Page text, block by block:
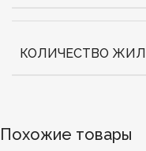
КОЛИЧЕСТВО ЖИЛ
Похожие товары